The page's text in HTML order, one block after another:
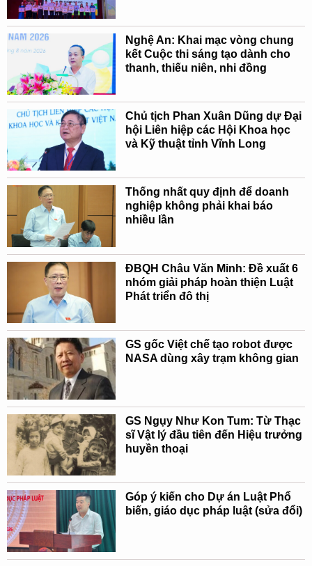
Nghệ An: Khai mạc vòng chung
kết Cuộc thi sáng tạo dành cho
thanh, thiếu niên, nhi đồng
Chủ tịch Phan Xuân Dũng dự Đại
hội Liên hiệp các Hội Khoa học
và Kỹ thuật tỉnh Vĩnh Long
Thống nhất quy định để doanh
nghiệp không phải khai báo
nhiều lần
ĐBQH Châu Văn Minh: Đề xuất 6
nhóm giải pháp hoàn thiện Luật
Phát triển đô thị
GS gốc Việt chế tạo robot được
NASA dùng xây trạm không gian
GS Ngụy Như Kon Tum: Từ Thạc
sĩ Vật lý đầu tiên đến Hiệu trưởng
huyền thoại
Góp ý kiến cho Dự án Luật Phổ
biến, giáo dục pháp luật (sửa đổi)